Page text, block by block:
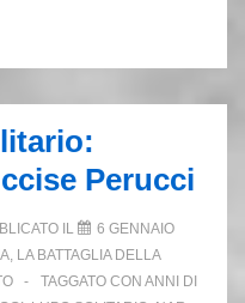
Perucci
IL
6 GENNAIO
, LA BATTAGLIA DELLA
TAGGATO CON ANNI DI